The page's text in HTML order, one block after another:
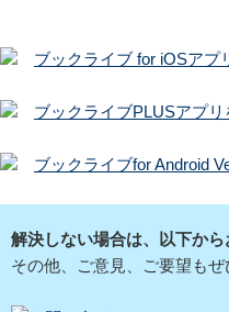
ブックライブ for iOSアプ
ブックライブPLUSアプ
ブックライブfor Android
解決しない場合は、以下から
その他、ご意見、ご要望もぜ